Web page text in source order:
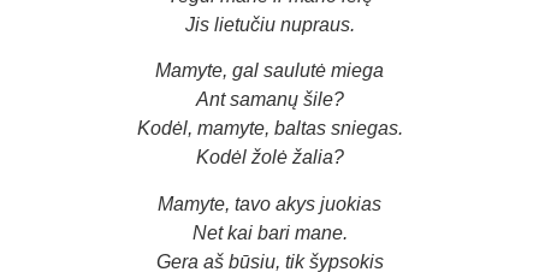
Jis lietučiu nupraus.
Mamyte, gal saulutė miega
Ant samanų šile?
Kodėl, mamyte, baltas sniegas.
Kodėl žolė žalia?
Mamyte, tavo akys juokias
Net kai bari mane.
Gera aš būsiu, tik šypsokis